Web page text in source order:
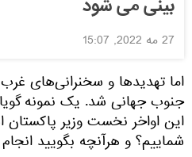
27 مه 2022, 15:07
اما تهدیدها و سخنرانی‌های
جنوب جهانی شد. یک نمونه گویا
این اواخر نخست وزیر پاکستان
شماییم؟ و هرآنچه بگویید انجام